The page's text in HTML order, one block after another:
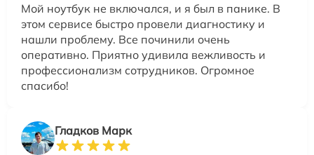
Мой ноутбук не включался, и я был в панике. В
этом сервисе быстро провели диагностику и
нашли проблему. Все починили очень
оперативно. Приятно удивила вежливость и
профессионализм сотрудников. Огромное
спасибо!
Гладков Марк